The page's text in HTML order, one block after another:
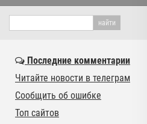
Последние комментарии
Читайте новости в телеграм
Сообщить об ошибке
Топ сайтов